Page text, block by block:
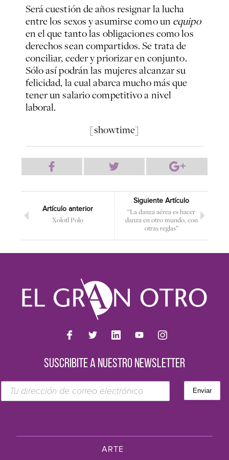
Será cuestión de años resignar la lucha
entre los sexos y asumirse como unequipo
en el que tanto las obligaciones como los
derechos sean compartidos. Se trata de
conciliar, ceder y priorizar en conjunto.
Sólo así podrán las mujeres alcanzar su
felicidad, la cual abarca mucho más que
tener un salario competitivo a nivel
laboral.
[showtime]
Artículo anterior
Xolotl Polo
Siguiente Artículo
“La danza aérea es hacer
danza en otro mundo, con
otras reglas”
SUSCRIBITE A NUESTRO NEWSLETTER
ARTE